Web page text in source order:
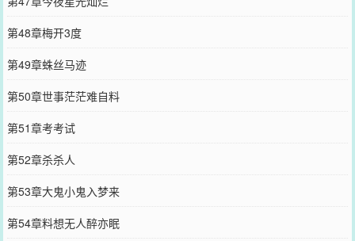
第48章梅开3度
第49章蛛丝马迹
第50章世事茫茫难自料
第51章考考试
第52章杀杀人
第53章大鬼小鬼入梦来
第54章料想无人醉亦眠